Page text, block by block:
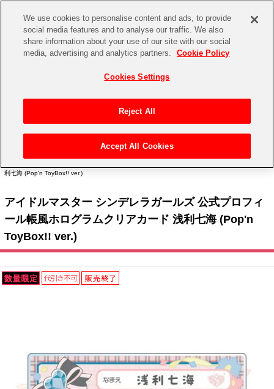
CHANNEL STORE EVENT
ASOBI STORE TOP
ゲーム 電子書籍
CD / Blu-ray
EVENT
プレミアム会員とは
アイドルマスターシリーズ
アイドルマスター
アイドルマスター SideM
アイドルマスター シャイニーカラーズ
電音部
イベントグッズ
トイ・ホビー
アイドルマスター シリーズ>アイドルマスター シンデレラガール
利七海 (Pop'n ToyBox!! ver.)
アイドルマスター シンデレラガールズ 公式プロフィ
ール帳風ホログラムクリアカード 浅利七海 (Pop'n
ToyBox!! ver.)
We use cookies to personalise content and ads, to provide
social media features and to analyse our traffic. We also
share information about your use of our site with our social
media, advertising and analytics partners.
Cookie Policy
Cookies Settings
Reject All
Accept All Cookies